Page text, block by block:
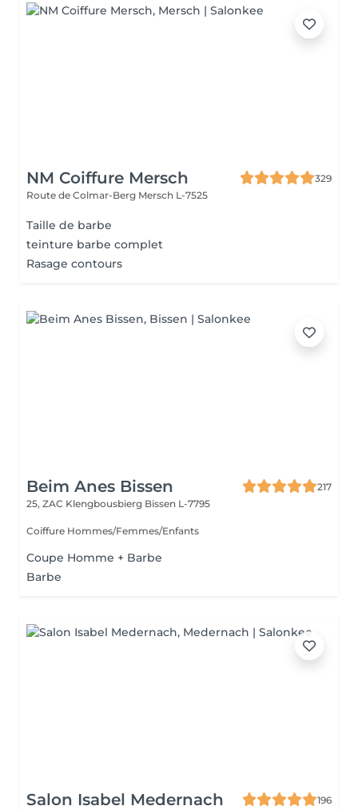
NM Coiffure Mersch
329
Route de Colmar-Berg Mersch L-7525
Taille de barbe
teinture barbe complet
Rasage contours
Beim Anes Bissen
217
25, ZAC Klengbousbierg Bissen L-7795
Coiffure Hommes/Femmes/Enfants
Coupe Homme + Barbe
Barbe
Salon Isabel Medernach
196